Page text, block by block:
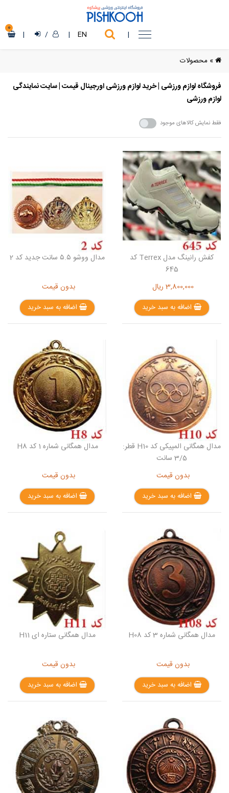
|
EN
|
/
|
0
» محصولات
فروشگاه لوازم ورزشی | خرید لوازم ورزشی اورجینال قیمت | سایت نمایندگی
لوازم ورزشی
فقط نمایش کالاهای موجود
کفش رانینگ مدل Terrex کد
645
3,800,000 ریال
اضافه به سبد خرید
مدال ووشو ۵.۵ سانت جدید کد 2
بدون قیمت
اضافه به سبد خرید
مدال همگانی المپیکی کد H10 قطر:
3/5 سانت
بدون قیمت
اضافه به سبد خرید
مدال همگانی شماره 1 کد H8
بدون قیمت
اضافه به سبد خرید
مدال همگانی شماره 3 کد H08
بدون قیمت
اضافه به سبد خرید
مدال همگانی ستاره ای H11
بدون قیمت
اضافه به سبد خرید